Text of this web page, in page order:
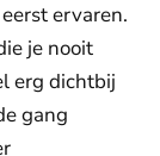
ervaren.
je nooit
erg dichtbij
gang